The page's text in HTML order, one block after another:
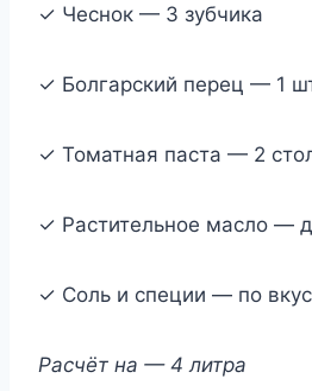
✓ Чеснок — 3 зубчика
✓ Болгарский перец — 1
✓ Томатная паста — 2
✓ Растительное масло —
✓ Соль и специи — по
Расчёт на — 4 литра